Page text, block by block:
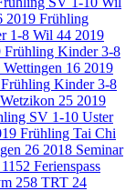
2019 Frühling
1-8 Wil 44 2019
Frühling Kinder 3-8
16 2019
Kinder 3-8
25 2019
SV 1-10 Uster
Frühling Tai Chi
26 2018 Seminar
1152 Ferienspass
258 TRT 24